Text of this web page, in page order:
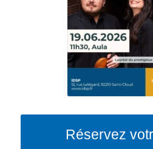
Réservez